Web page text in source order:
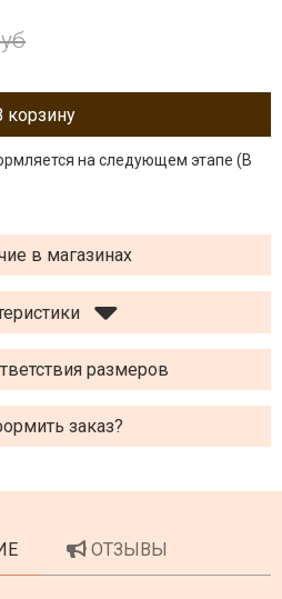
корзину
на следующем этапе (В
в магазинах
размеров
заказ?
ОТЗЫВЫ